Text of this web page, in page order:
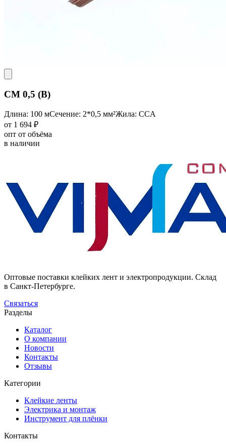
CM 0,5 (B)
Длина: 100 мСечение: 2*0,5 мм²Жила: CCA
от 1 694 ₽
опт от объёма
в наличии
Оптовые поставки клейких лент и электропродукции. Склад
в Санкт-Петербурге.
Связаться
Разделы
Каталог
О компании
Новости
Контакты
Отзывы
Категории
Клейкие ленты
Электрика и монтаж
Инструмент для плёнки
Контакты